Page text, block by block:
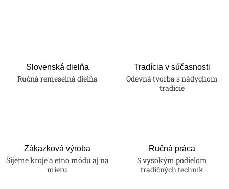
Slovenská dielňa
Ručná remeselná dielňa
Tradícia v súčasnosti
Odevná tvorba s nádychom
tradície
Zákazková výroba
Šijeme kroje a etno módu aj na
mieru
Ručná práca
S vysokým podielom
tradičných techník